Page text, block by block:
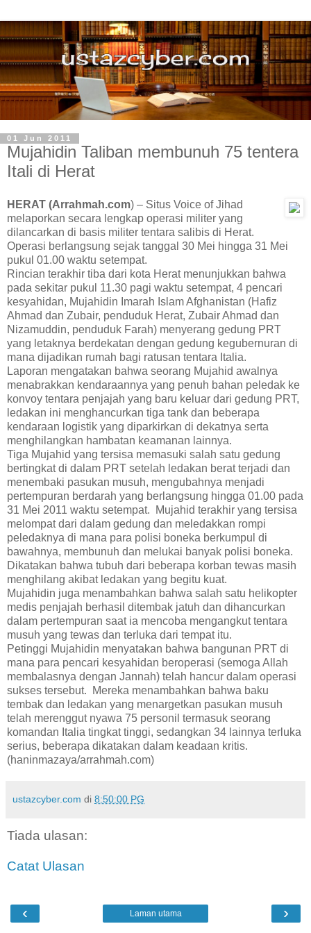
01 Jun 2011
Mujahidin Taliban membunuh 75 tentera
Itali di Herat
HERAT (Arrahmah.com) – Situs Voice of Jihad
melaporkan secara lengkap operasi militer yang
dilancarkan di basis militer tentara salibis di Herat.
Operasi berlangsung sejak tanggal 30 Mei hingga 31 Mei
pukul 01.00 waktu setempat.
Rincian terakhir tiba dari kota Herat menunjukkan bahwa
pada sekitar pukul 11.30 pagi waktu setempat, 4 pencari
kesyahidan, Mujahidin Imarah Islam Afghanistan (Hafiz
Ahmad dan Zubair, penduduk Herat, Zubair Ahmad dan
Nizamuddin, penduduk Farah) menyerang gedung PRT
yang letaknya berdekatan dengan gedung kegubernuran di
mana dijadikan rumah bagi ratusan tentara Italia.
Laporan mengatakan bahwa seorang Mujahid awalnya
menabrakkan kendaraannya yang penuh bahan peledak ke
konvoy tentara penjajah yang baru keluar dari gedung PRT,
ledakan ini menghancurkan tiga tank dan beberapa
kendaraan logistik yang diparkirkan di dekatnya serta
menghilangkan hambatan keamanan lainnya.
Tiga Mujahid yang tersisa memasuki salah satu gedung
bertingkat di dalam PRT setelah ledakan berat terjadi dan
menembaki pasukan musuh, mengubahnya menjadi
pertempuran berdarah yang berlangsung hingga 01.00 pada
31 Mei 2011 waktu setempat. Mujahid terakhir yang tersisa
melompat dari dalam gedung dan meledakkan rompi
peledaknya di mana para polisi boneka berkumpul di
bawahnya, membunuh dan melukai banyak polisi boneka.
Dikatakan bahwa tubuh dari beberapa korban tewas masih
menghilang akibat ledakan yang begitu kuat.
Mujahidin juga menambahkan bahwa salah satu helikopter
medis penjajah berhasil ditembak jatuh dan dihancurkan
dalam pertempuran saat ia mencoba mengangkut tentara
musuh yang tewas dan terluka dari tempat itu.
Petinggi Mujahidin menyatakan bahwa bangunan PRT di
mana para pencari kesyahidan beroperasi (semoga Allah
membalasnya dengan Jannah) telah hancur dalam operasi
sukses tersebut. Mereka menambahkan bahwa baku
tembak dan ledakan yang menargetkan pasukan musuh
telah merenggut nyawa 75 personil termasuk seorang
komandan Italia tingkat tinggi, sedangkan 34 lainnya terluka
serius, beberapa dikatakan dalam keadaan kritis.
(haninmazaya/arrahmah.com)
ustazcyber.com di 8:50:00 PG
Tiada ulasan:
Catat Ulasan
‹ ›
Laman utama